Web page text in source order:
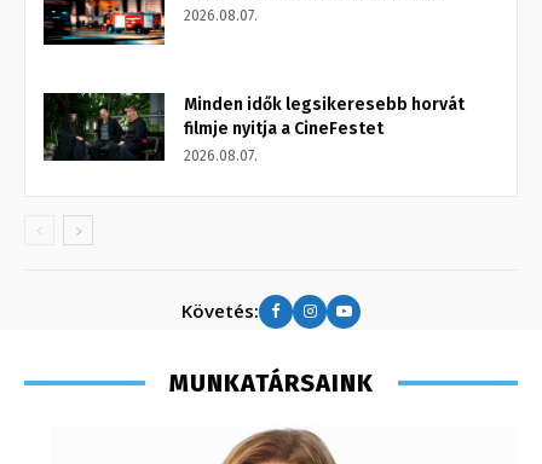
2026.08.07.
Minden idők legsikeresebb horvát
filmje nyitja a CineFestet
2026.08.07.
Követés:
MUNKATÁRSAINK